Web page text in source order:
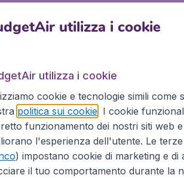
Lituania da tutti i principali
aeree, incluse , EasyJet, Vueling,
per affari o per
relax, non importa se da solo,
compagnie aeree, incluse le low-
aereoporto in Italia. Prenota il
il nostro know how può darti:
utilizza i cookie
utilizza i cookie
cookie e tecnologie simili come
politica sui cookie. I cookie
funzionamento dei nostri siti web
l'esperienza dell'utente. Le
) impostano cookie di marketing e
il tuo comportamento durante la